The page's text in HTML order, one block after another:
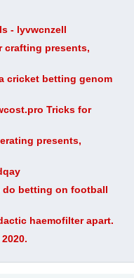
- lyvwcnzell
crafting presents,
cricket betting genom
Tricks for
presents,
do betting on football
haemofilter apart.